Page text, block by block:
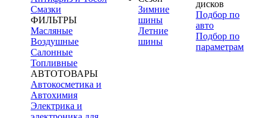
Смазки
ФИЛЬТРЫ
Масляные
Воздушные
Салонные
Топливные
АВТОТОВАРЫ
Автокосметика и
Автохимия
Электрика и
Зимние
шины
Летние
шины
дисков
Подбор по
авто
Подбор по
параметрам